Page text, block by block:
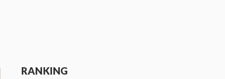
RANKING